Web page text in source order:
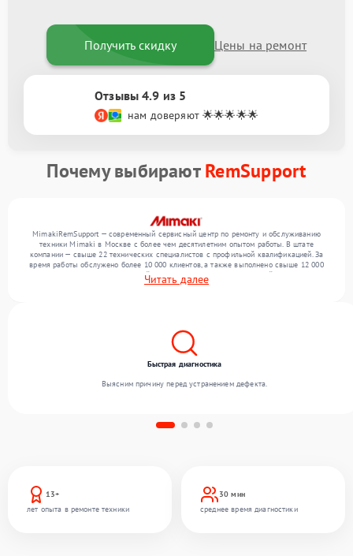
Получить скидку Цены на ремонт
Отзывы 4.9 из 5
нам доверяют 🌟🌟🌟🌟🌟
Почему выбираютRemSupport
MimakiRemSupport — современный сервисный центр по ремонту и обслуживанию
техники Mimaki в Москве с более чем десятилетним опытом работы. В штате
компании — свыше 22 технических специалистов с профильной квалификацией. За
время работы обслужено более 10 000 клиентов, а также выполнено свыше 12 000
ремонтов. Ежемесячно в сервисный центр поступает более 300 устройств, включая , , .
Мы беремся за задачи любой сложности и гарантируем высокое качество
Читать далее
13+
лет опыта в ремонте техники
30 мин
среднее время диагностики
Быстрая диагностика
Выясним причину перед устранением дефекта.